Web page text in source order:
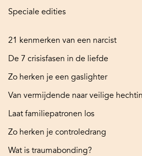
Speciale edities
21 kenmerken van een narcist
De 7 crisisfasen in de liefde
Zo herken je een gaslighter
Van vermijdende naar veilige
Laat familiepatronen los
Zo herken je controledrang
Wat is traumabonding?